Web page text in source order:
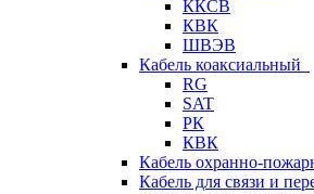
ККСВ
КВК
ШВЭВ
Кабель коаксиальный
RG
SAT
РК
КВК
Кабель охранно-
Кабель для связи и